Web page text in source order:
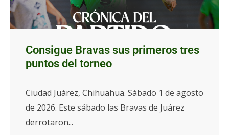
Consigue Bravas sus primeros tres
puntos del torneo
Ciudad Juárez, Chihuahua. Sábado 1 de agosto
de 2026. Este sábado las Bravas de Juárez
derrotaron...